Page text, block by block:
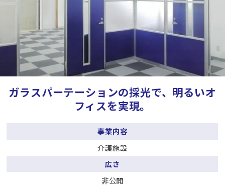
ガラスパーテーションの採光で、明るいオ
フィスを実現。
事業内容
介護施設
広さ
非公開